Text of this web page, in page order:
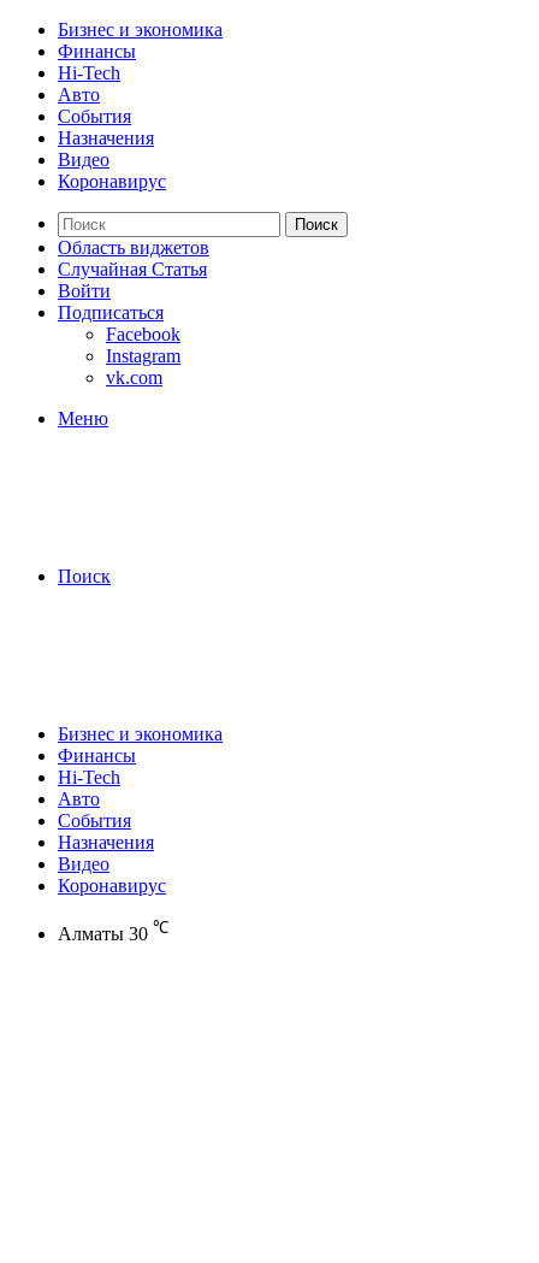
Бизнес и экономика
Финансы
Hi-Tech
Авто
События
Назначения
Видео
Коронавирус
Поиск
Область виджетов
Случайная Статья
Войти
Подписаться
Facebook
Instagram
vk.com
Меню
Поиск
Бизнес и экономика
Финансы
Hi-Tech
Авто
События
Назначения
Видео
Коронавирус
Алматы 30 ℃